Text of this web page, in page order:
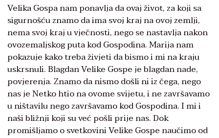
Velika Gospa nam ponavlja da ovaj život, za koji sa
sigurnošću znamo da ima svoj kraj na ovoj zemlji,
nema svoj kraj u vječnosti, nego se nastavlja nakon
ovozemaljskog puta kod Gospodina. Marija nam
pokazuje kako treba živjeti da bismo i mi na kraju
uskrsnuli. Blagdan Velike Gospe je blagdan nade,
povjerenja. Znamo da nismo došli ni iz čega, nego
nas je Netko htio na ovome svijetu, i ne završavamo
u ništavilu nego završavamo kod Gospodina. I mi i
naši bližnji koji su već pošli prije nas. Dok
promišljamo o svetkovini Velike Gospe naučimo od